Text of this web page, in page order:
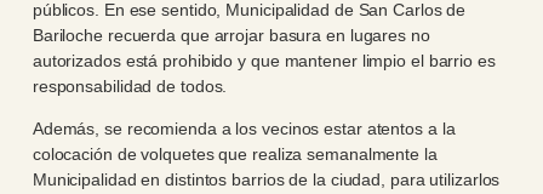
públicos. En ese sentido, Municipalidad de San Carlos de
Bariloche recuerda que arrojar basura en lugares no
autorizados está prohibido y que mantener limpio el barrio es
responsabilidad de todos.
Además, se recomienda a los vecinos estar atentos a la
colocación de volquetes que realiza semanalmente la
Municipalidad en distintos barrios de la ciudad, para utilizarlos